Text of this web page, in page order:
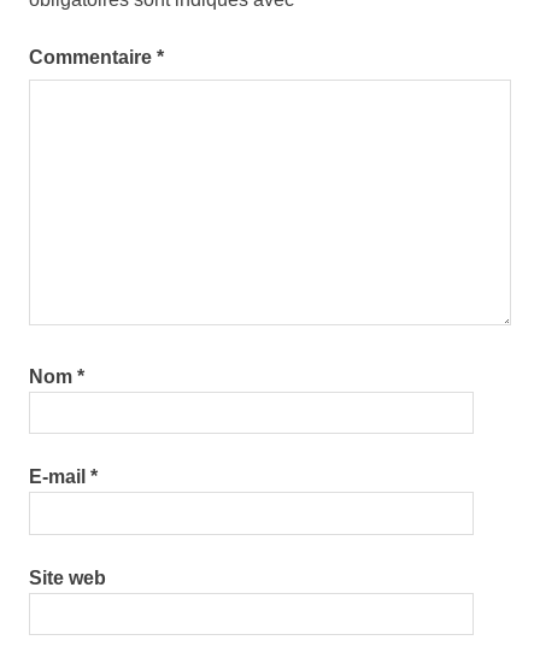
ordre
utiliser le
Commentaire *
Nom *
E-mail *
Site web